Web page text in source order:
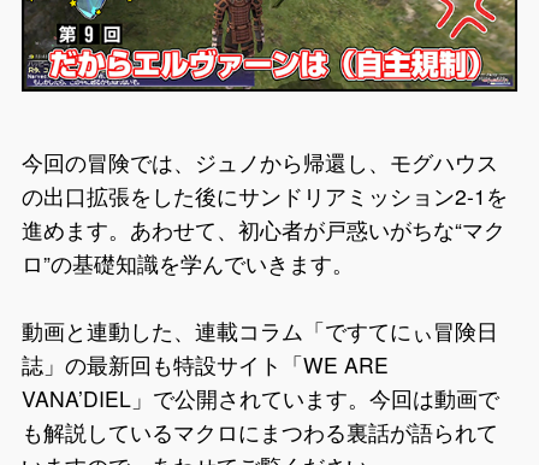
今回の冒険では、ジュノから帰還し、モグハウス
の出口拡張をした後にサンドリアミッション2-1を
進めます。あわせて、初心者が戸惑いがちな“マク
ロ”の基礎知識を学んでいきます。
動画と連動した、連載コラム「ですてにぃ冒険日
誌」の最新回も特設サイト「WE ARE
VANA’DIEL」で公開されています。今回は動画で
も解説しているマクロにまつわる裏話が語られて